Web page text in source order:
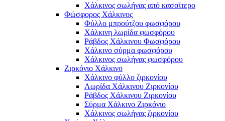
Χάλκινος σωλήνας από κασσίτερο
Φώσφορος Χάλκινος
Φύλλο μπρούτζου φωσφόρου
Χάλκινη λωρίδα φωσφόρου
Ράβδος Χάλκινου Φωσφόρου
Χάλκινο σύρμα φωσφόρου
Χάλκινος σωλήνας φωσφόρου
Ζιρκόνιο Χάλκινο
Χάλκινο φύλλο ζιρκονίου
Λωρίδα Χάλκινου Ζιρκονίου
Ράβδος Χάλκινου Ζιρκονίου
Σύρμα Χάλκινο Ζιρκόνιο
Χάλκινος σωλήνας ζιρκονίου